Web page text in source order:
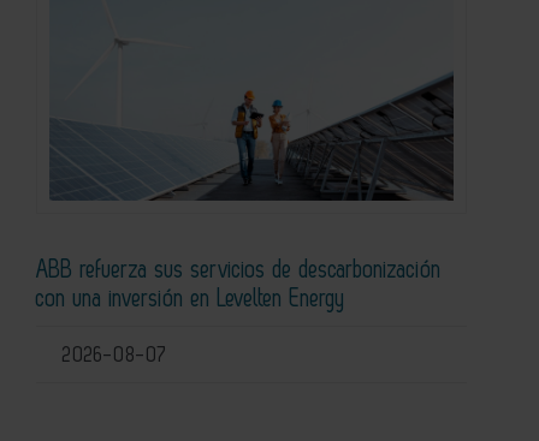
ABB refuerza sus servicios de descarbonización
con una inversión en Levelten Energy
2026-08-07